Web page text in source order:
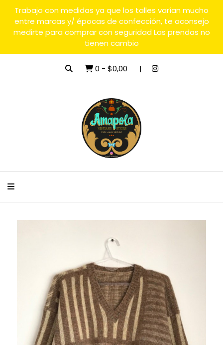
Trabajo con medidas ya que los talles varían mucho
entre marcas y/ épocas de confección, te aconsejo
medirte para comprar con seguridad Las prendas no
tienen cambio
0 - $0,00